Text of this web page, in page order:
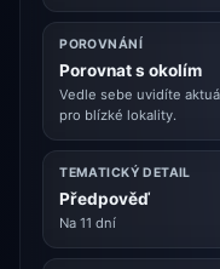
POROVNÁNÍ
Porovnat s okolím
Vedle sebe uvidíte
pro blízké lokality.
TEMATICKÝ DETAIL
Předpověď
Na 11 dní